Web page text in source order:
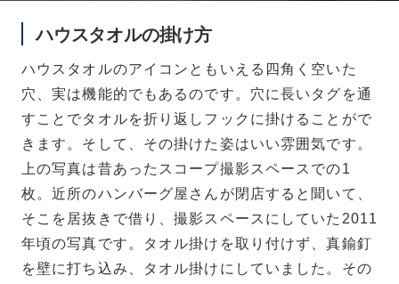
ハウスタオルの掛け方
ハウスタオルのアイコンともいえる四角く空いた
穴、実は機能的でもあるのです。穴に長いタグを通
すことでタオルを折り返しフックに掛けることがで
きます。そして、その掛けた姿はいい雰囲気です。
上の写真は昔あったスコープ撮影スペースでの1
枚。近所のハンバーグ屋さんが閉店すると聞いて、
そこを居抜きで借り、撮影スペースにしていた2011
年頃の写真です。タオル掛けを取り付けず、真鍮釘
を壁に打ち込み、タオル掛けにしていました。その